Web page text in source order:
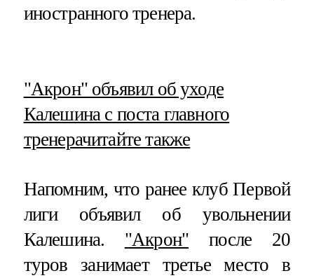
иностранного тренера.
​"Акрон" объявил об уходе
Калешина с поста главного
тренерачитайте также
Напомним, что ранее клуб Первой
лиги объявил об увольнении
Калешина. "Акрон" после 20
туров занимает третье место в